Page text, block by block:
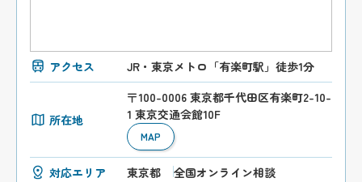
アクセス JR・東京メトロ「有楽町駅」徒歩1分
所在地
〒100-0006 東京都千代田区有楽町2-10-
1 東京交通会館10F
MAP
対応エリア 東京都 全国オンライン相談